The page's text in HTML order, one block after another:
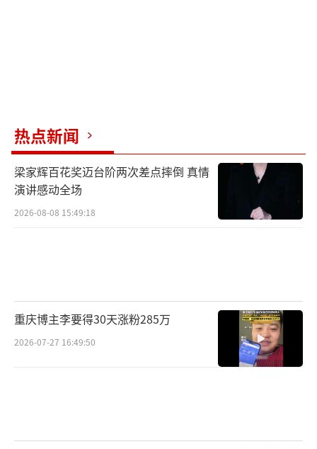
热点新闻
梁家辉百花奖迈台阶两次差点摔倒 真情
演讲感动全场
2026-08-08 15:49:18
重庆博主李要得30天涨粉285万
2026-07-27 16:49:50